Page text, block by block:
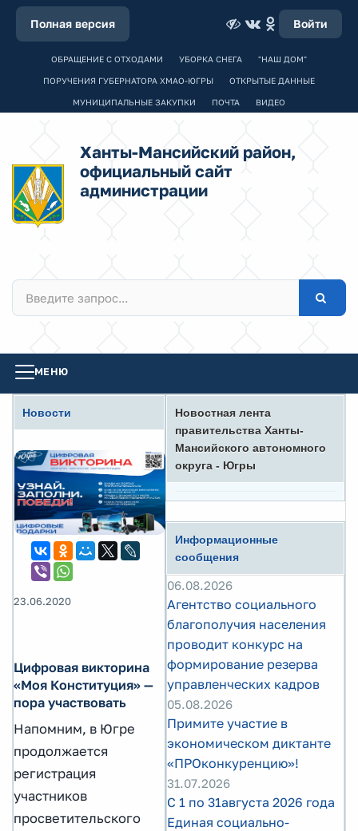
Полная версия Войти
ОБРАЩЕНИЕ С ОТХОДАМИ УБОРКА СНЕГА "НАШ ДОМ"
ПОРУЧЕНИЯ ГУБЕРНАТОРА ХМАО-ЮГРЫ ОТКРЫТЫЕ ДАННЫЕ
МУНИЦИПАЛЬНЫЕ ЗАКУПКИ ПОЧТА ВИДЕО
Ханты-Мансийский район,
официальный сайт
администрации
МЕНЮ
Новости
23.06.2020
Цифровая викторина
«Моя Конституция» —
пора участвовать
Напомним, в Югре
продолжается
регистрация
участников
просветительского
Новостная лента
правительства Ханты-
Мансийского автономного
округа - Югры
Информационные
сообщения
06.08.2026
Агентство социального
благополучия населения
проводит конкурс на
формирование резерва
управленческих кадров
05.08.2026
Примите участие в
экономическом диктанте
«ПРОконкуренцию»!
31.07.2026
С 1 по 31августа 2026 года
Единая социально-